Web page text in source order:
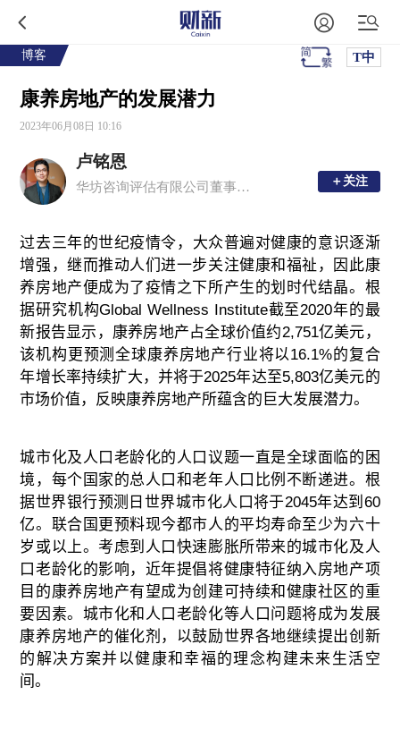
博客 T中
康养房地产的发展潜力
2023年06月08日 10:16
卢铭恩
华坊咨询评估有限公司董事总经理、注册中国房地产估价师、香港测量师学会产业测量师 ＋关注
＋关注
过去三年的世纪疫情令 ，大众普遍对健康的意识逐渐
增强，继而推动人们进一步关注健康和福祉，因此康
养房地产便成为了疫情之下所产生的划时代结晶。根
据研究机构Global Wellness Institute截至2020年的最
新报告显示 ，康养房地产占全球价值约2,751亿美元，
该机构更预测全球康养房地产行业将以16.1%的复合
年增长率持续扩大，并将于2025年达至5,803亿美元的
市场价值，反映康养房地产所蕴含的巨大发展潜力。
城市化及人口老龄化的人口议题一直是全球面临的困
境，每个国家的总人口和老年人口比例不断递进。根
据世界银行预测 日 世界城市化人口将于2045年达到 60
亿。联合国更预料现今都市人的平均寿命至少为六十
岁或以上。考虑到人口快速膨胀所带来的城市化及人
口老龄化的影响，近年提倡将健康特征纳入房地产项
目的康养房地产有望成为创建可持续和健康社区的重
要因素。城市化和人口老龄化等人口问题将成为发展
康养房地产的催化剂，以鼓励世界各地继续提出创新
的解决方案并以健康和幸福的理念构建未来生活空
间。